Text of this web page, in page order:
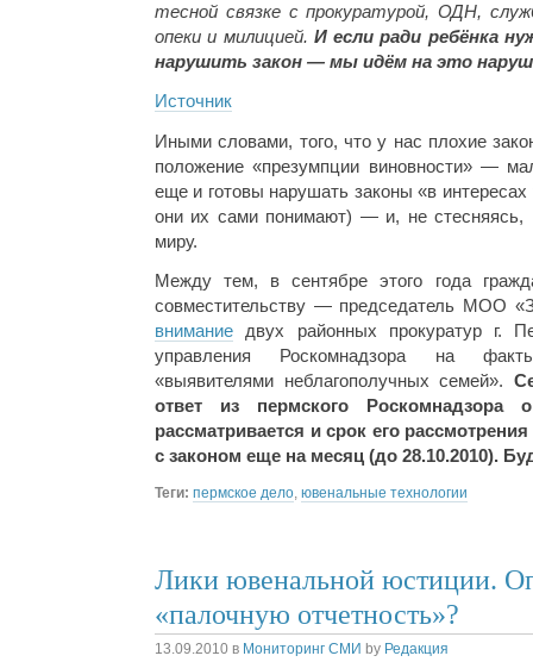
тесной связке с прокуратурой, ОДН,
опеки и милицией. И если ради ребёнка
нарушить закон — мы идём на это
Источник
Иными словами, того, что у нас плохие
положение «презумпции виновности» —
еще и готовы нарушать законы «в интересах
они их сами понимают) — и, не стесняясь,
миру.
Между тем, в сентябре этого года
совместительству — председатель МОО
внимание двух районных прокуратур г.
управления Роскомнадзора на
«выявителями неблагополучных семей».
ответ из пермского
рассматривается и срок его
с законом еще на месяц (до 28.10.2010).
Теги: пермское дело, ювенальные технологии
Лики ювенальной юстиции.
«палочную отчетность»?
13.09.2010 в Мониторинг СМИ by Редакция